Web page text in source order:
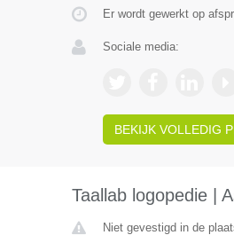
Er wordt gewerkt op
Sociale media:
BEKIJK VOLLEDIG
Taallab logopedie |
Niet gevestigd in de